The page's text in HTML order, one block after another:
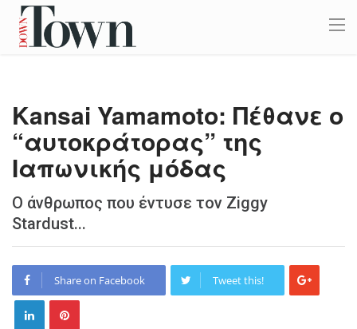
Kansai Yamamoto: Πέθανε ο
“αυτοκράτορας” της
Ιαπωνικής μόδας
Ο άνθρωπος που έντυσε τον Ziggy
Stardust...
Share on Facebook Tweet this!